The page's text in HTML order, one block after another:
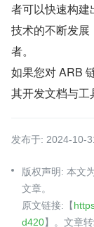
者可以快速构
技术的不断发
者。
如果您对 ARB
其开发文档与工
发布于: 2024-10-
版权声明: 本文
文章。
原文链接:【
d420】。文章